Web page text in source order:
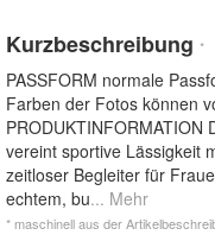
Kurzbeschreibung *
PASSFORM normale
Farben der Fotos können
vereint sportive Lässigkeit
zeitloser Begleiter für
echtem, bu... Mehr
* maschinell aus der